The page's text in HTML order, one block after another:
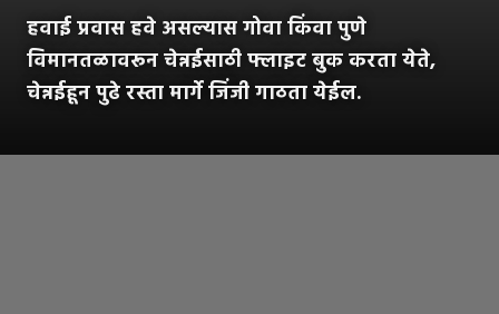
हवाई प्रवास हवे असल्यास गोवा किंवा पुणे
विमानतळावरून चेन्नईसाठी फ्लाइट बुक करता येते,
चेन्नईहून पुढे रस्ता मार्गे जिंजी गाठता येईल.